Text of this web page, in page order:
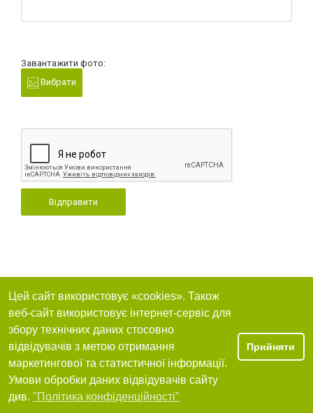
Завантажити фото:
Вибрати
Відправити
Цей сайт використовує «cookies». Також
веб-сайт використовує інтернет-сервіс для
збору технічних даних стосовно
відвідувачів з метою отримання
маркетингової та статистичної інформації.
Умови обробки даних відвідувачів сайту
див. "Політика конфіденційності"
Прийняти